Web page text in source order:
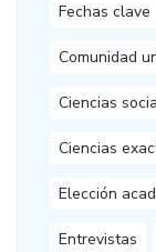
Fechas clave
Comunidad
Ciencias
Ciencias
Elección
Entrevistas